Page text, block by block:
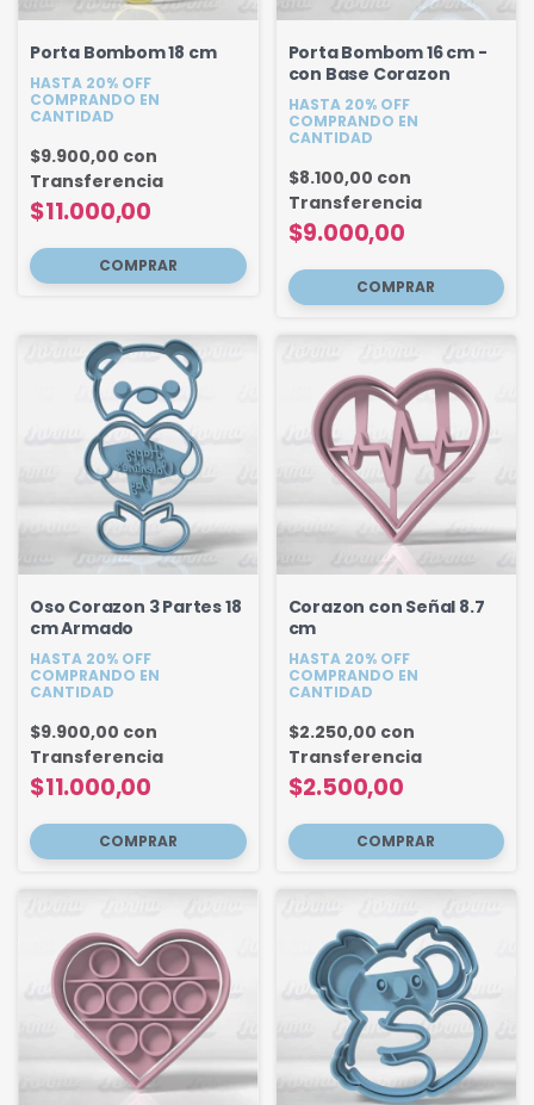
Porta Bombom 18 cm
HASTA 20% OFF
COMPRANDO EN
CANTIDAD
$11.000,00
$9.900,00 con
Transferencia
Porta Bombom 16 cm -
con Base Corazon
HASTA 20% OFF
COMPRANDO EN
CANTIDAD
$9.000,00
$8.100,00 con
Transferencia
Oso Corazon 3 Partes 18
cm Armado
HASTA 20% OFF
COMPRANDO EN
CANTIDAD
$11.000,00
$9.900,00 con
Transferencia
Corazon con Señal 8.7
cm
HASTA 20% OFF
COMPRANDO EN
CANTIDAD
$2.500,00
$2.250,00 con
Transferencia